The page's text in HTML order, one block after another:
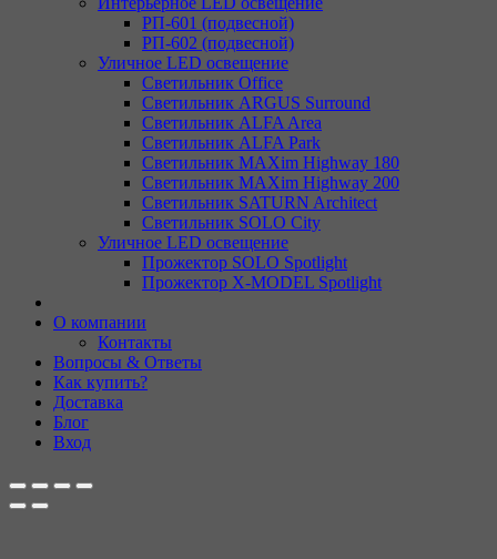
РП-601 (подвесной)
РП-602 (подвесной)
Уличное LED освещение
Светильник Office
Светильник ARGUS Surround
Светильник ALFA Area
Светильник ALFA Park
Светильник MAXim Highway 180
Светильник MAXim Highway 200
Светильник SATURN Architect
Светильник SOLO City
Уличное LED освещение
Прожектор SOLO Spotlight
Прожектор X-MODEL Spotlight
О компании
Контакты
Вопросы & Ответы
Как купить?
Доставка
Блог
Вход